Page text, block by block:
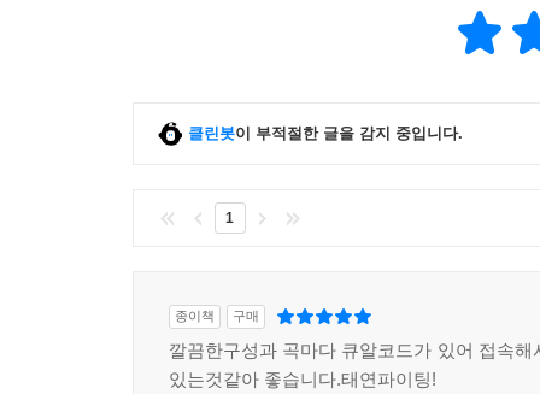
클린봇이 부적절한 글을 감지 중입니다.
1
종이책 구매
깔끔한구성과 곡마다 큐알코드가 있어 접속해
있는것같아 좋습니다.태연파이팅!